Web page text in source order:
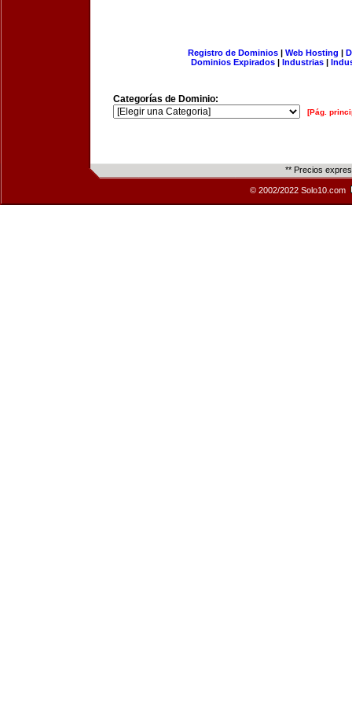
Registro de Dominios| Web Hosting |
Dominios Expirados | Industrias |
Categorías de Dominio:
[Pág.
** Precios
© 2002/2022 Solo10.com